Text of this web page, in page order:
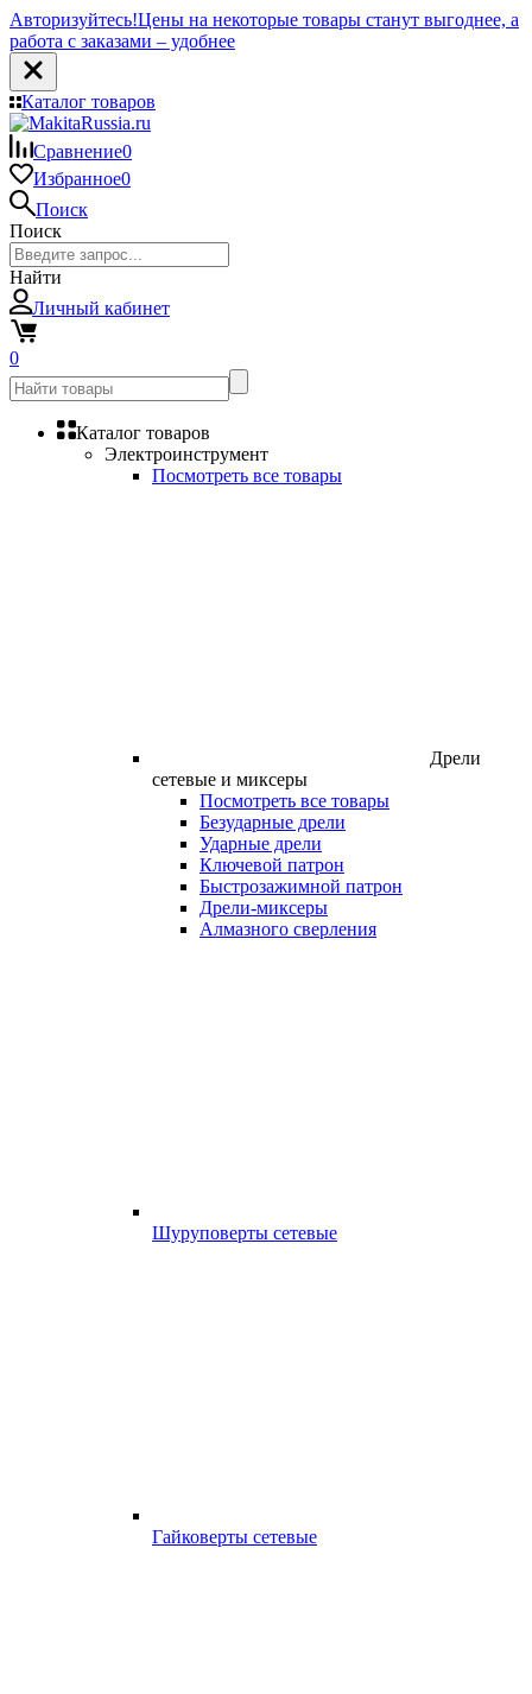
Авторизуйтесь!Цены на некоторые товары станут выгоднее, а
работа с заказами – удобнее
Каталог товаров
Сравнение0
Избранное0
Поиск
Поиск
Найти
Личный кабинет
0
Каталог товаров
Электроинструмент
Посмотреть все товары
Дрели
сетевые и миксеры
Посмотреть все товары
Безударные дрели
Ударные дрели
Ключевой патрон
Быстрозажимной патрон
Дрели-миксеры
Алмазного сверления
Шуруповерты сетевые
Гайковерты сетевые